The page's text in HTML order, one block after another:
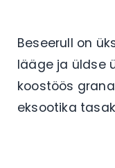
Beseerull on
lääge ja üldse
koostöös
eksootika